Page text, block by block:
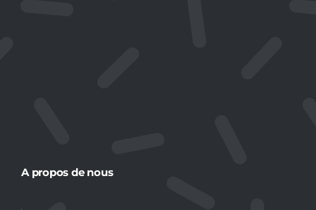
A propos de nous